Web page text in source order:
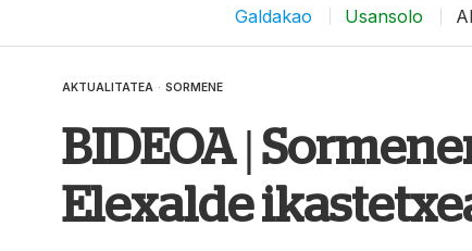
Galdakao Usansolo
AKTUALITATEA · SORMENE
BIDEOA |
Elexalde